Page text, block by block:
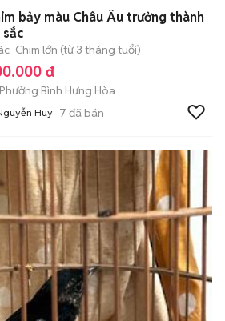
bảy màu Châu Âu trưởng thành
Chim lớn (từ 3 tháng tuổi)
đ
Phường Bình Hưng Hòa
Huy 7 đã bán